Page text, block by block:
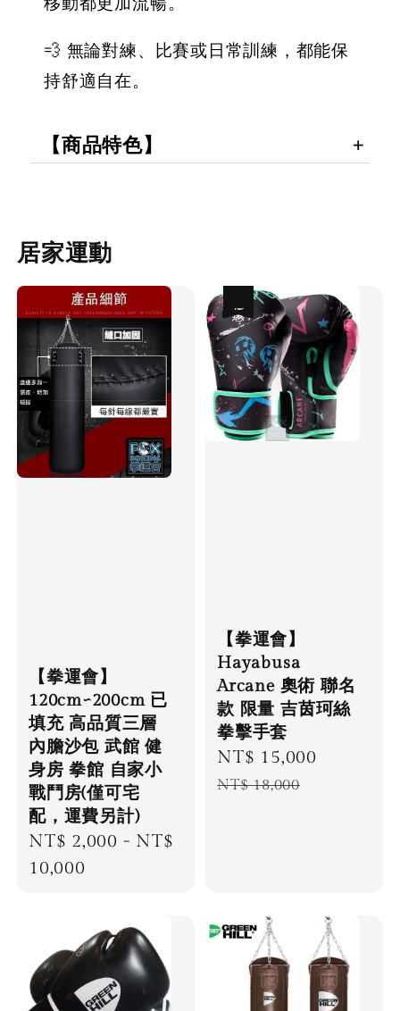
💨 無論對練、比賽或日常訓練，都能保
持舒適自在。
【商品特色】
居家運動
【拳運會】
120cm~200cm 已
填充 高品質三層
內膽沙包 武館 健
身房 拳館 自家小
戰鬥房(僅可宅
配，運費另計)
Regular
price
NT$ 2,000 - NT$
10,000
【拳運會】
Hayabusa
Arcane 奧術 聯名
款 限量 吉茵珂絲
拳擊手套
Sale
price
NT$ 15,000
NT$ 18,000